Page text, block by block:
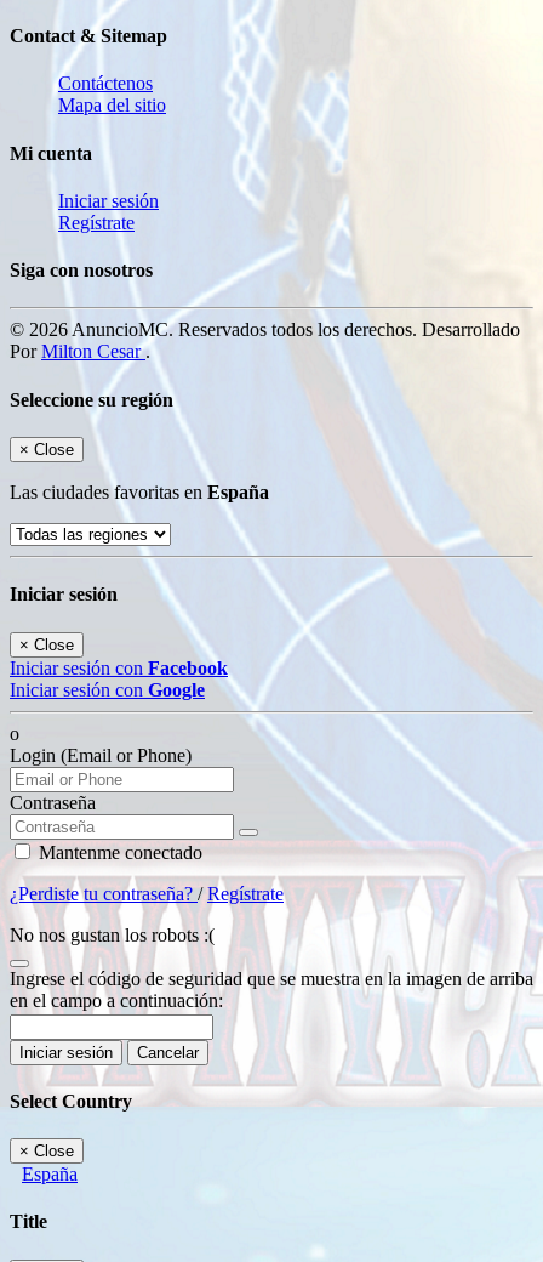
Contact & Sitemap
Contáctenos
Mapa del sitio
Mi cuenta
Iniciar sesión
Regístrate
Siga con nosotros
© 2026 AnuncioMC. Reservados todos los derechos. Desarrollado
PorMilton Cesar.
Seleccione su región
× Close
Las ciudades favoritas en España
Iniciar sesión
× Close
Iniciar sesión con Facebook
Iniciar sesión con Google
o
Login (Email or Phone)
Contraseña
Mantenme conectado
¿Perdiste tu contraseña?/Regístrate
No nos gustan los robots :(
Ingrese el código de seguridad que se muestra en la imagen de arriba
en el campo a continuación:
Iniciar sesión Cancelar
Select Country
× Close
España
Title